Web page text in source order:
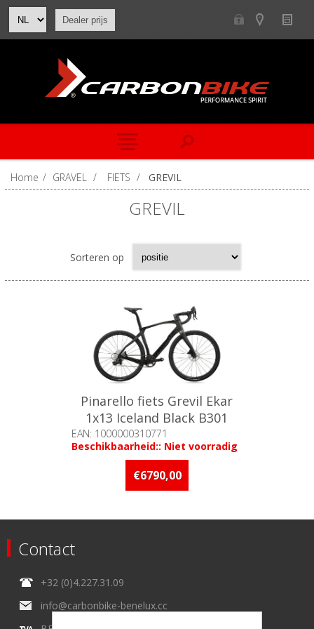
Dealer prijs
Home / GRAVEL / FIETS / GREVIL
GREVIL
Sorteren op
Pinarello fiets Grevil Ekar
1x13 Iceland Black B301
53cm
EAN: 1000000310771
Beschikbaarheid:: Niet voorradig
€6790,00
Contact
+32 (0)4.227.31.09
info@carbonbike-benelux.cc